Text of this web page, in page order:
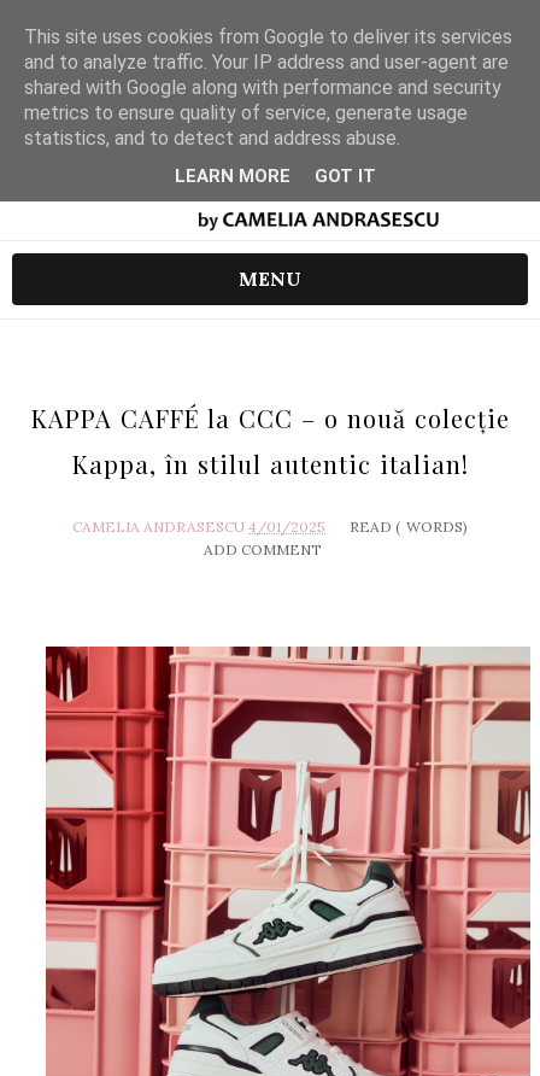
MENU
KAPPA CAFFÉ la CCC – o nouă colecție
Kappa, în stilul autentic italian!
CAMELIA ANDRASESCU 4/01/2025 READ ( WORDS)
ADD COMMENT
This site uses cookies from Google to deliver its services
and to analyze traffic. Your IP address and user-agent are
shared with Google along with performance and security
metrics to ensure quality of service, generate usage
statistics, and to detect and address abuse.
LEARN MORE GOT IT